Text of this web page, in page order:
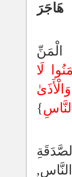
هَاجَرَ
الْمَنِّ
لَا
}